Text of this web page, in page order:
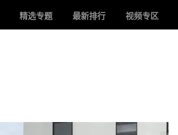
精选专题 最新排行 视频专区